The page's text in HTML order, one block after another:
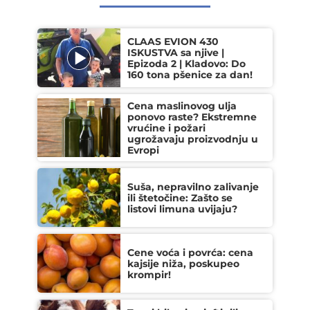
CLAAS EVION 430
ISKUSTVA sa njive |
Epizoda 2 | Kladovo: Do
160 tona pšenice za dan!
Cena maslinovog ulja
ponovo raste? Ekstremne
vrućine i požari
ugrožavaju proizvodnju u
Evropi
Suša, nepravilno zalivanje
ili štetočine: Zašto se
listovi limuna uvijaju?
Cene voća i povrća: cena
kajsije niža, poskupeo
krompir!